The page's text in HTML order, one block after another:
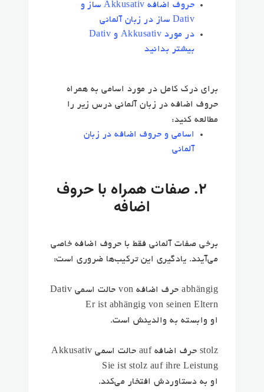
حروف اضافه Akkusativ ساز و
Dativ ساز در زبان آلمانی
در مورد Akkusativ و Dativ
بیشتر بدانید
برای درک کامل در مورد اسامی به همراه
حروف اضافه در زبان آلمانی درس زیر را
مطالعه کنید:
اسامی و حروف اضافه در زبان
آلمانی
۲. صفات همراه با حروف
اضافه
برخی صفات آلمانی فقط با حروف اضافه خاصی
می‌آیند. یادگیری این ترکیب‌ها ضروری است:
abhängig حرف اضافه von حالت اسمی Dativ
Er ist abhängig von seinen Eltern
او وابسته به والدینش است.
stolz حرف اضافه auf حالت اسمی Akkusativ
Sie ist stolz auf ihre Leistung
او به دستاوردش افتخار می‌کند.